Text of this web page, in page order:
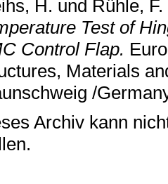
H. und Rühle, F.
Test of
Control Flap.
Materials
/
Archiv kann